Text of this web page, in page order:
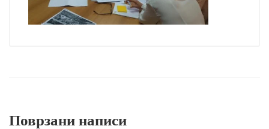
Поврзани написи